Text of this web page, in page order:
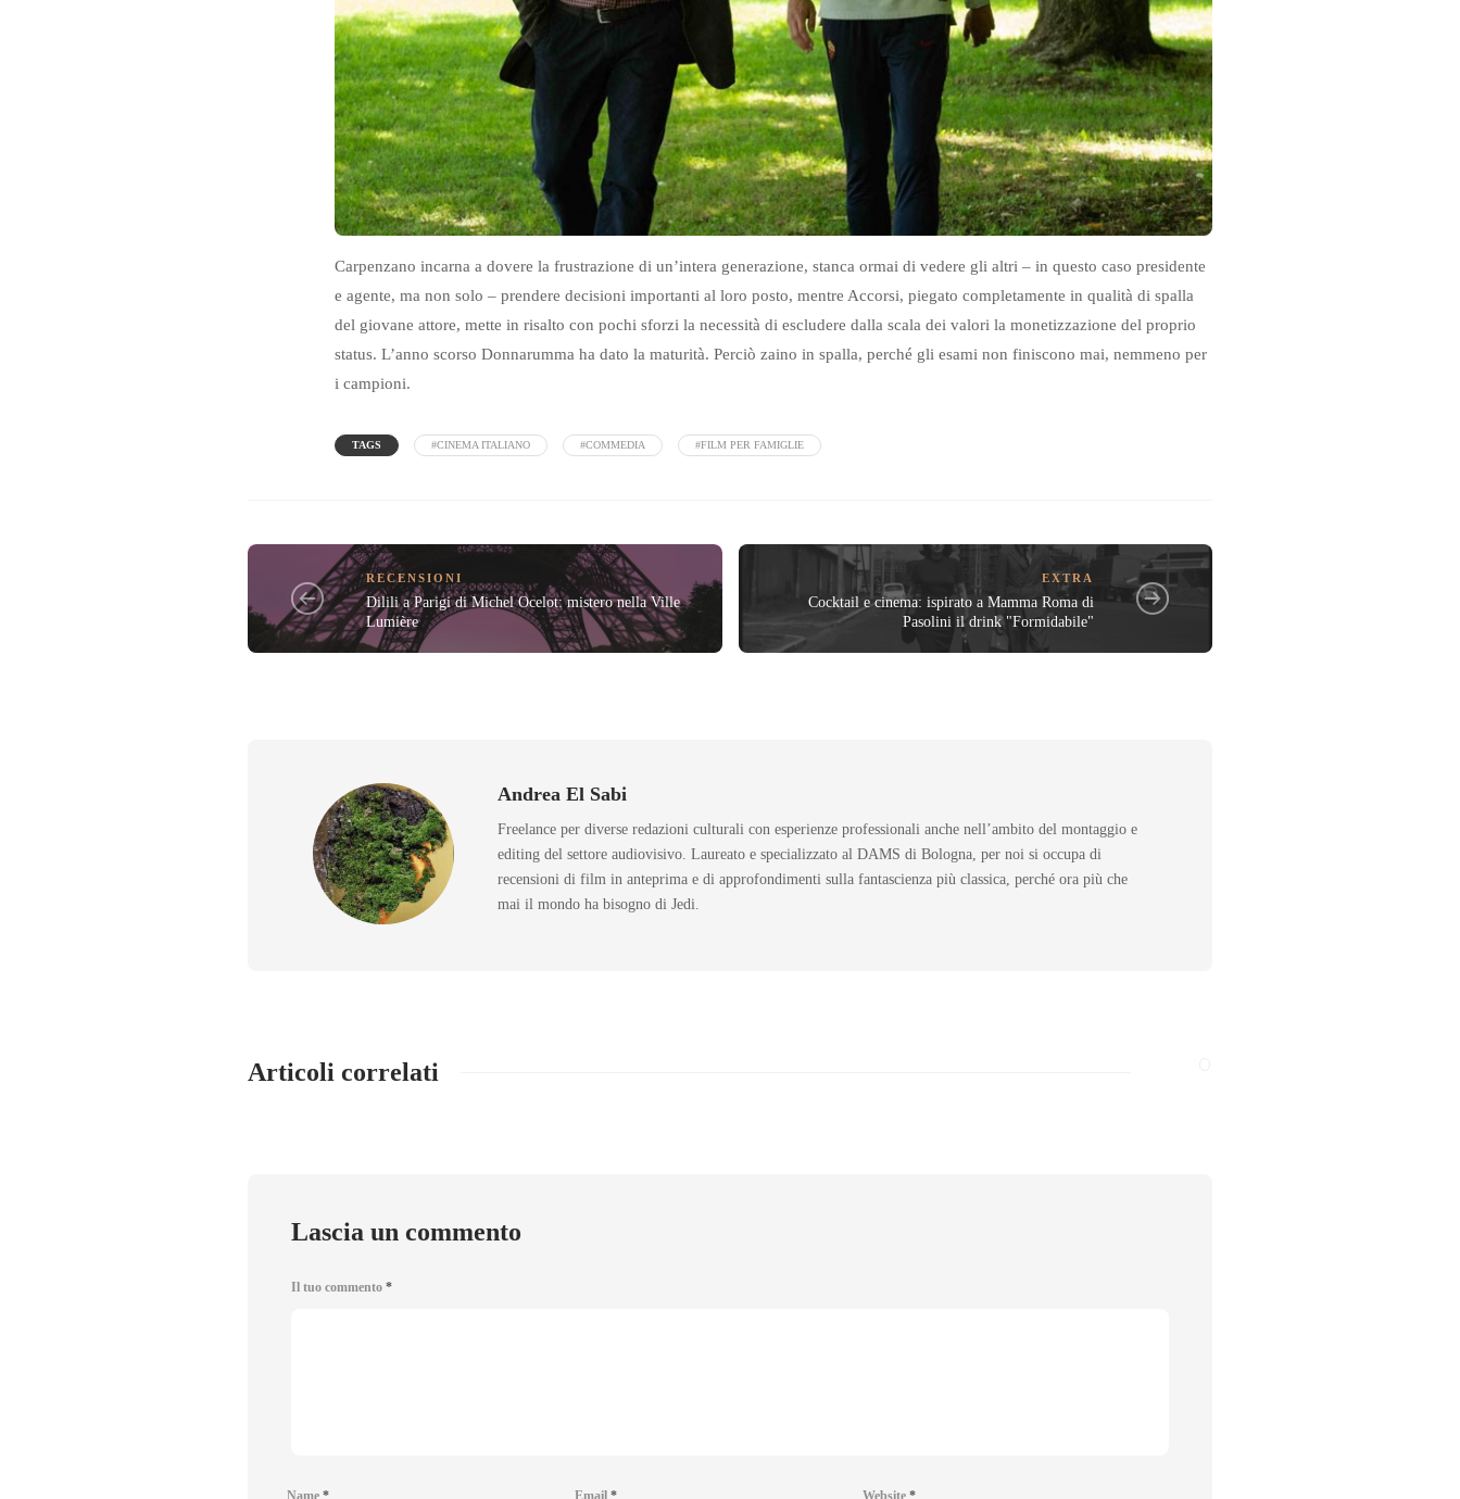
Carpenzano incarna a dovere la frustrazione di un’intera generazione, stanca ormai di vedere gli altri – in questo caso presidente
e agente, ma non solo – prendere decisioni importanti al loro posto, mentre Accorsi, piegato completamente in qualità di spalla
del giovane attore, mette in risalto con pochi sforzi la necessità di escludere dalla scala dei valori la monetizzazione del proprio
status. L’anno scorso Donnarumma ha dato la maturità. Perciò zaino in spalla, perché gli esami non finiscono mai, nemmeno per
i campioni.
TAGS #CINEMA ITALIANO #COMMEDIA #FILM PER FAMIGLIE
RECENSIONI
Dilili a Parigi di Michel Ocelot: mistero nella Ville
Lumière
EXTRA
Cocktail e cinema: ispirato a Mamma Roma di
Pasolini il drink "Formidabile"
Andrea El Sabi
Freelance per diverse redazioni culturali con esperienze professionali anche nell’ambito del montaggio e
editing del settore audiovisivo. Laureato e specializzato al DAMS di Bologna, per noi si occupa di
recensioni di film in anteprima e di approfondimenti sulla fantascienza più classica, perché ora più che
mai il mondo ha bisogno di Jedi.
Articoli correlati
Lascia un commento
Il tuo commento *
Name * Email* Website*